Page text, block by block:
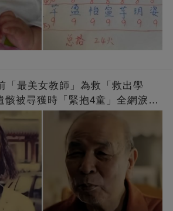
「最美女教師」為救「救出學
骸被尋獲時「緊抱4童」全網淚
該被遺忘